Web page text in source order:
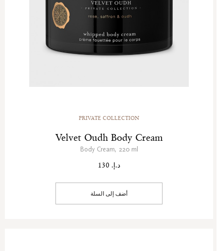
PRIVATE COLLECTION
Velvet Oudh Body Cream
Body Cream, 220 ml
د.إ. 130
أضف إلى السلة